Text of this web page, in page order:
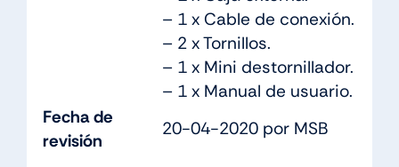
– 1 x Cable de conexión.
– 2 x Tornillos.
– 1 x Mini destornillador.
– 1 x Manual de usuario.
Fecha de
revisión
20-04-2020 por MSB